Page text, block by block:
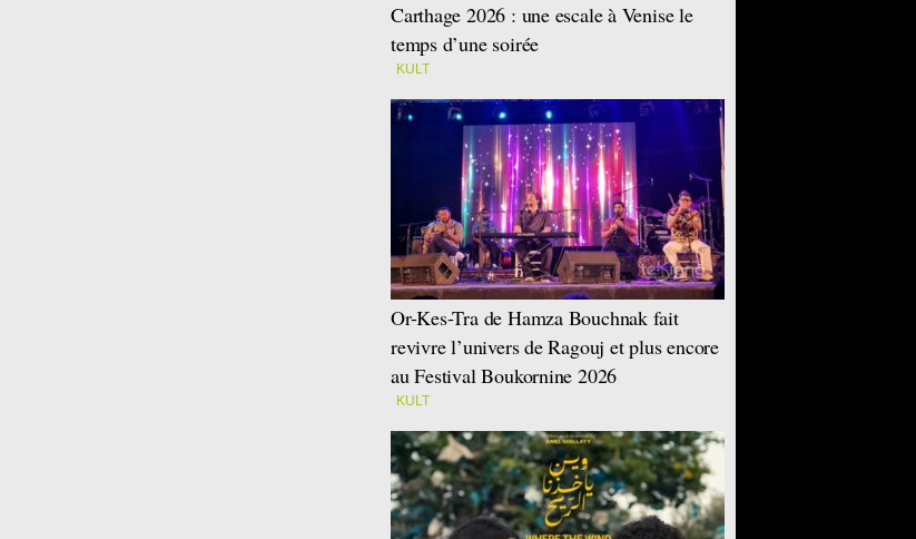
Carthage 2026 : une escale à Venise le
temps d’une soirée
KULT
Or-Kes-Tra de Hamza Bouchnak fait
revivre l’univers de Ragouj et plus encore
au Festival Boukornine 2026
KULT